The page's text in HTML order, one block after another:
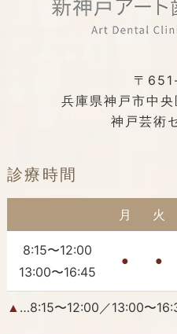
〒
兵庫県神戸市中
神戸芸術
診療時間
月 火
8:15〜12:00
13:00〜16:45
● ●
▲ …8:15〜12:00／13:00〜